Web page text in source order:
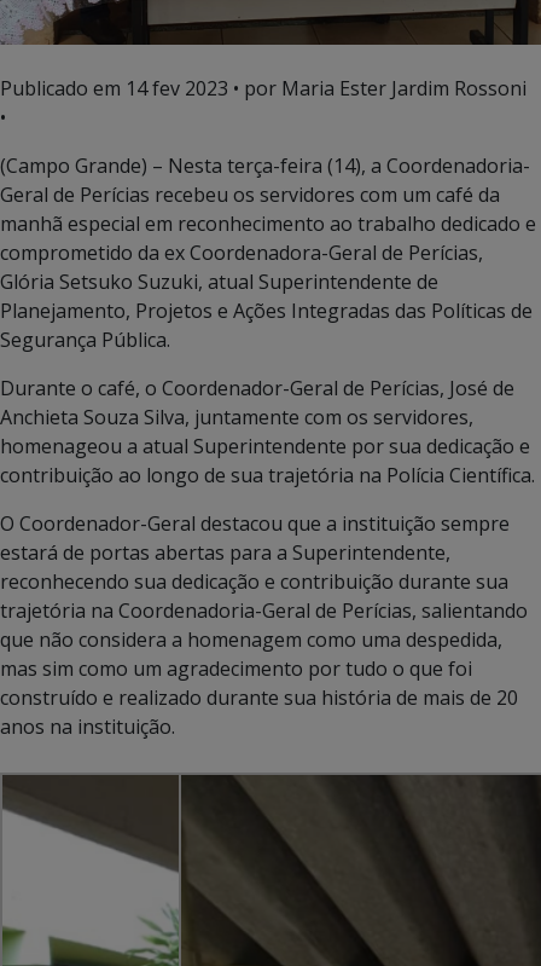
Publicado em 14 fev 2023 • por Maria Ester Jardim Rossoni
•
(Campo Grande) – Nesta terça-feira (14), a Coordenadoria-
Geral de Perícias recebeu os servidores com um café da
manhã especial em reconhecimento ao trabalho dedicado e
comprometido da ex Coordenadora-Geral de Perícias,
Glória Setsuko Suzuki, atual Superintendente de
Planejamento, Projetos e Ações Integradas das Políticas de
Segurança Pública.
Durante o café, o Coordenador-Geral de Perícias, José de
Anchieta Souza Silva, juntamente com os servidores,
homenageou a atual Superintendente por sua dedicação e
contribuição ao longo de sua trajetória na Polícia Científica.
O Coordenador-Geral destacou que a instituição sempre
estará de portas abertas para a Superintendente,
reconhecendo sua dedicação e contribuição durante sua
trajetória na Coordenadoria-Geral de Perícias, salientando
que não considera a homenagem como uma despedida,
mas sim como um agradecimento por tudo o que foi
construído e realizado durante sua história de mais de 20
anos na instituição.